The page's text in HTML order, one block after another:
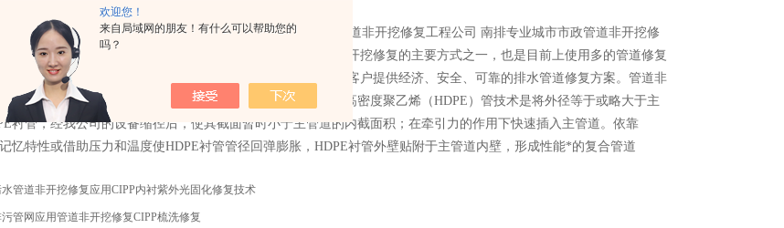
欢迎您！
来自局域网的朋友！有什么可以帮助您的
吗？
用管道非开挖创新技术修复亦资街道南排技术、南排城市管道非开挖修复工程公司 南排专业城市市政管道非开挖修
/CIPP翻转修复 紫外光固化修复技术（UV-CIPP）是我公司非开挖修复的主要方式之一，也是目前上使用多的管道修复
内家引进德国UV-CIPP设备和技术的企业，南排一直用心为客户提供经济、安全、可靠的排水管道修复方案。管道非
位固化,非开挖内衬修复,管道内衬,紫外光固化修复-管道内衬高密度聚乙烯（HDPE）管技术是将外径等于或略大于主
衬管，经我公司的设备缩径后，使其截面暂时小于主管道的内截面积；在牵引力的作用下快速插入主管道。依靠
忆特性或借助压力和温度使HDPE衬管管径回弹膨胀，HDPE衬管外壁贴附于主管道内壁，形成性能*的复合管道
管道非开挖修复应用CIPP内衬紫外光固化修复技术
管网应用管道非开挖修复CIPP梳洗修复